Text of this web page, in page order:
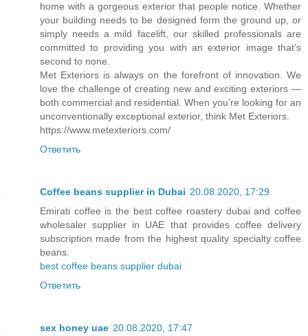
home with a gorgeous exterior that people notice. Whether
your building needs to be designed form the ground up, or
simply needs a mild facelift, our skilled professionals are
committed to providing you with an exterior image that’s
second to none.
Met Exteriors is always on the forefront of innovation. We
love the challenge of creating new and exciting exteriors —
both commercial and residential. When you’re looking for an
unconventionally exceptional exterior, think Met Exteriors.
https://www.metexteriors.com/
Ответить
Coffee beans supplier in Dubai 20.08.2020, 17:29
Emirati coffee is the best coffee roastery dubai and coffee
wholesaler supplier in UAE that provides coffee delivery
subscription made from the highest quality specialty coffee
beans.
best coffee beans supplier dubai
Ответить
sex honey uae 20.08.2020, 17:47